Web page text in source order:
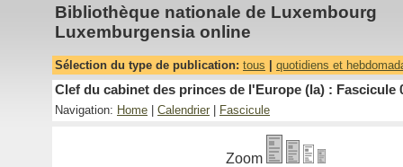
Bibliothèque nationale de Luxembourg
Luxemburgensia online
Sélection du type de publication: tous quotidiens et
Clef du cabinet des princes de l'Europe (la) : Fascicule
Navigation: Home Calendrier Fascicule
Zoom